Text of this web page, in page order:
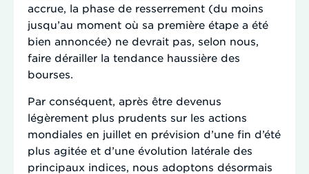
accrue, la phase de resserrement (du moins
jusqu’au moment où sa première étape a été
bien annoncée) ne devrait pas, selon nous,
faire dérailler la tendance haussière des
bourses.
Par conséquent, après être devenus
légèrement plus prudents sur les actions
mondiales en juillet en prévision d’une fin d’été
plus agitée et d’une évolution latérale des
principaux indices, nous adoptons désormais